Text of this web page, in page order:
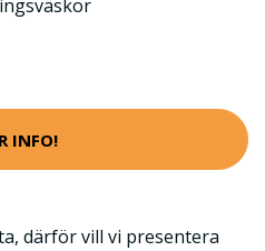
INFO!
därför vill vi presentera